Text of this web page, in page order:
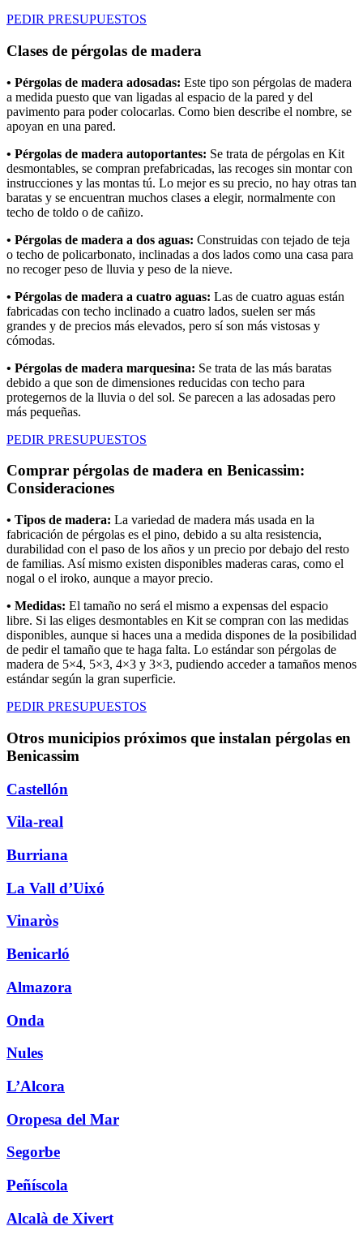
PEDIR PRESUPUESTOS
Clases de pérgolas de madera
• Pérgolas de madera adosadas: Este tipo son pérgolas de madera
a medida puesto que van ligadas al espacio de la pared y del
pavimento para poder colocarlas. Como bien describe el nombre, se
apoyan en una pared.
• Pérgolas de madera autoportantes: Se trata de pérgolas en Kit
desmontables, se compran prefabricadas, las recoges sin montar con
instrucciones y las montas tú. Lo mejor es su precio, no hay otras tan
baratas y se encuentran muchos clases a elegir, normalmente con
techo de toldo o de cañizo.
• Pérgolas de madera a dos aguas: Construidas con tejado de teja
o techo de policarbonato, inclinadas a dos lados como una casa para
no recoger peso de lluvia y peso de la nieve.
• Pérgolas de madera a cuatro aguas: Las de cuatro aguas están
fabricadas con techo inclinado a cuatro lados, suelen ser más
grandes y de precios más elevados, pero sí son más vistosas y
cómodas.
• Pérgolas de madera marquesina: Se trata de las más baratas
debido a que son de dimensiones reducidas con techo para
protegernos de la lluvia o del sol. Se parecen a las adosadas pero
más pequeñas.
PEDIR PRESUPUESTOS
Comprar pérgolas de madera en Benicassim:
Consideraciones
• Tipos de madera: La variedad de madera más usada en la
fabricación de pérgolas es el pino, debido a su alta resistencia,
durabilidad con el paso de los años y un precio por debajo del resto
de familias. Así mismo existen disponibles maderas caras, como el
nogal o el iroko, aunque a mayor precio.
• Medidas: El tamaño no será el mismo a expensas del espacio
libre. Si las eliges desmontables en Kit se compran con las medidas
disponibles, aunque si haces una a medida dispones de la posibilidad
de pedir el tamaño que te haga falta. Lo estándar son pérgolas de
madera de 5×4, 5×3, 4×3 y 3×3, pudiendo acceder a tamaños menos
estándar según la gran superficie.
PEDIR PRESUPUESTOS
Otros municipios próximos que instalan pérgolas en
Benicassim
Castellón
Vila-real
Burriana
La Vall d’Uixó
Vinaròs
Benicarló
Almazora
Onda
Nules
L’Alcora
Oropesa del Mar
Segorbe
Peñíscola
Alcalà de Xivert